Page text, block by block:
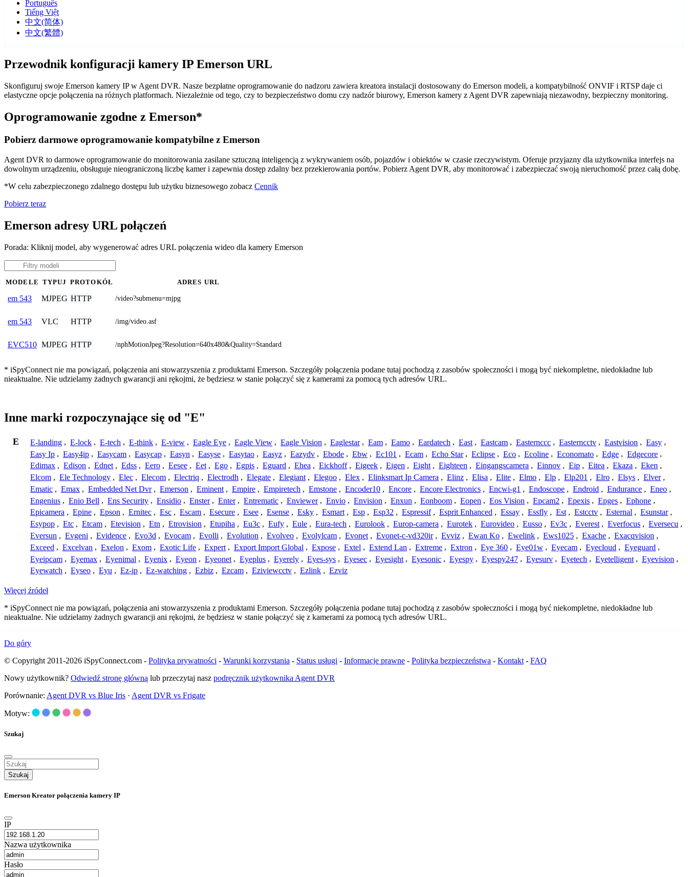
Português
Tiếng Việt
中文(简体)
中文(繁體)
Przewodnik konfiguracji kamery IP Emerson URL
Skonfiguruj swoje Emerson kamery IP w Agent DVR. Nasze bezpłatne oprogramowanie do nadzoru zawiera kreatora instalacji dostosowany do Emerson modeli, a kompatybilność ONVIF i RTSP daje ci
elastyczne opcje połączenia na różnych platformach. Niezależnie od tego, czy to bezpieczeństwo domu czy nadzór biurowy, Emerson kamery z Agent DVR zapewniają niezawodny, bezpieczny monitoring.
Oprogramowanie zgodne z Emerson*
Pobierz darmowe oprogramowanie kompatybilne z Emerson
Agent DVR to darmowe oprogramowanie do monitorowania zasilane sztuczną inteligencją z wykrywaniem osób, pojazdów i obiektów w czasie rzeczywistym. Oferuje przyjazny dla użytkownika interfejs na
dowolnym urządzeniu, obsługuje nieograniczoną liczbę kamer i zapewnia dostęp zdalny bez przekierowania portów. Pobierz Agent DVR, aby monitorować i zabezpieczać swoją nieruchomość przez całą dobę.
*W celu zabezpieczonego zdalnego dostępu lub użytku biznesowego zobacz Cennik
Pobierz teraz
Emerson adresy URL połączeń
Porada: Kliknij model, aby wygenerować adres URL połączenia wideo dla kamery Emerson
MODELE TYPUJ PROTOKÓŁ ADRES URL
em 543 MJPEG HTTP /video?submenu=mjpg
em 543 VLC HTTP /img/video.asf
EVC510 MJPEG HTTP /nphMotionJpeg?Resolution=640x480&Quality=Standard
* iSpyConnect nie ma powiązań, połączenia ani stowarzyszenia z produktami Emerson. Szczegóły połączenia podane tutaj pochodzą z zasobów społeczności i mogą być niekompletne, niedokładne lub
nieaktualne. Nie udzielamy żadnych gwarancji ani rękojmi, że będziesz w stanie połączyć się z kamerami za pomocą tych adresów URL.
Inne marki rozpoczynające się od "E"
E E-landing , E-lock , E-tech , E-think , E-view , Eagle Eye , Eagle View , Eagle Vision , Eaglestar , Eam , Eamo , Eardatech , East , Eastcam , Easternccc , Easterncctv , Eastvision , Easy ,
Easy Ip , Easy4ip , Easycam , Easycap , Easyn , Easyse , Easytao , Easyz , Eazydv , Ebode , Ebw , Ec101 , Ecam , Echo Star , Eclipse , Eco , Ecoline , Economato , Edge , Edgecore ,
Edimax , Edison , Ednet , Edss , Eero , Eesee , Eet , Ego , Egpis , Eguard , Ehea , Eickhoff , Eigeek , Eigen , Eight , Eighteen , Eingangscamera , Einnov , Eip , Eitea , Ekaza , Eken ,
Elcom , Ele Technology , Elec , Elecom , Electriq , Electrodh , Elegate , Elegiant , Elegoo , Elex , Elinksmart Ip Camera , Elinz , Elisa , Elite , Elmo , Elp , Elp201 , Elro , Elsys , Elver ,
Ematic , Emax , Embedded Net Dvr , Emerson , Eminent , Empire , Empiretech , Emstone , Encoder10 , Encore , Encore Electronics , Encwi-g1 , Endoscope , Endroid , Endurance , Eneo ,
Engenius , Enio Bell , Ens Security , Ensidio , Enster , Enter , Entrematic , Enviewer , Envio , Envision , Enxun , Eonboom , Eopen , Eos Vision , Epcam2 , Epexis , Epges , Ephone ,
Epicamera , Epine , Epson , Ernitec , Esc , Escam , Esecure , Esee , Esense , Esky , Esmart , Esp , Esp32 , Espressif , Esprit Enhanced , Essay , Essfly , Est , Estcctv , Esternal , Esunstar ,
Esypop , Etc , Etcam , Etevision , Etn , Etrovision , Etupiha , Eu3c , Eufy , Eule , Eura-tech , Eurolook , Europ-camera , Eurotek , Eurovideo , Eusso , Ev3c , Everest , Everfocus , Eversecu ,
Eversun , Evgeni , Evidence , Evo3d , Evocam , Evolli , Evolution , Evolveo , Evolylcam , Evonet , Evonet-c-vd320ir , Evviz , Ewan Ko , Ewelink , Ews1025 , Exache , Exacqvision ,
Exceed , Excelvan , Exelon , Exom , Exotic Life , Expert , Export Import Global , Expose , Extel , Extend Lan , Extreme , Extron , Eye 360 , Eye01w , Eyecam , Eyecloud , Eyeguard ,
Eyeipcam , Eyemax , Eyenimal , Eyenix , Eyeon , Eyeonet , Eyeplus , Eyerely , Eyes-sys , Eyesec , Eyesight , Eyesonic , Eyespy , Eyespy247 , Eyesurv , Eyetech , Eyetelligent , Eyevision ,
Eyewatch , Eyseo , Eyu , Ez-ip , Ez-watching , Ezbiz , Ezcam , Eziviewcctv , Ezlink , Ezviz
Więcej źródeł
* iSpyConnect nie ma powiązań, połączenia ani stowarzyszenia z produktami Emerson. Szczegóły połączenia podane tutaj pochodzą z zasobów społeczności i mogą być niekompletne, niedokładne lub
nieaktualne. Nie udzielamy żadnych gwarancji ani rękojmi, że będziesz w stanie połączyć się z kamerami za pomocą tych adresów URL.
Do góry
© Copyright 2011-2026 iSpyConnect.com - Polityka prywatności - Warunki korzystania - Status usługi - Informacje prawne - Polityka bezpieczeństwa - Kontakt - FAQ
Nowy użytkownik? Odwiedź stronę główną lub przeczytaj nasz podręcznik użytkownika Agent DVR
Porównanie: Agent DVR vs Blue Iris · Agent DVR vs Frigate
Motyw:
Szukaj
Szukaj
Emerson Kreator połączenia kamery IP
IP
Nazwa użytkownika
Hasło